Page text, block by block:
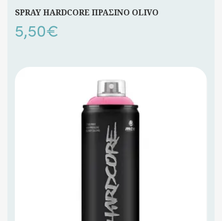
SPRAY HARDCORE ΠΡΑΣΙΝΟ OLIVO
5,50€